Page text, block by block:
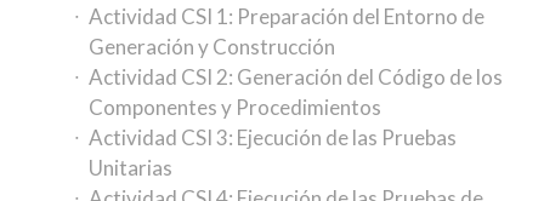
Actividad CSI 1: Preparación del Entorno de
Generación y Construcción
Actividad CSI 2: Generación del Código de los
Componentes y Procedimientos
Actividad CSI 3: Ejecución de las Pruebas
Unitarias